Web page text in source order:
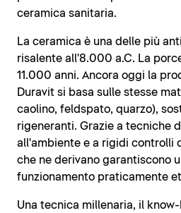
ceramica sanitaria.
La ceramica è una delle più
risalente all'8.000 a.C. La
11.000 anni. Ancora oggi la
Duravit si basa sulle stesse
caolino, feldspato, quarzo),
rigeneranti. Grazie a tecniche
all'ambiente e a rigidi controlli
che ne derivano garantiscono
funzionamento praticamente
Una tecnica millenaria, il